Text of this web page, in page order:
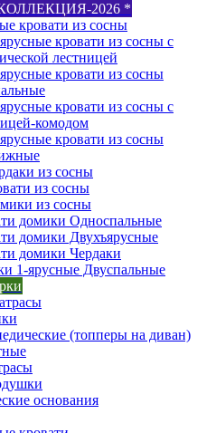
2026 *
кровати из сосны
кровати из сосны с
лестницей
кровати из сосны
кровати из сосны с
комодом
кровати из сосны
из сосны
из сосны
из сосны
домики Односпальные
домики Двухъярусные
домики Чердаки
1-ярусные Двуспальные
(топперы на диван)
основания